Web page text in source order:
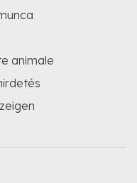
animale